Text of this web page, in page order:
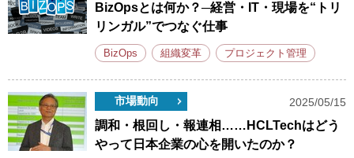
BizOpsとは何か？─経営・IT・現場を“トリ
リンガル”でつなぐ仕事
BizOps 組織変革 プロジェクト管理
市場動向 2025/05/15
調和・根回し・報連相……HCLTechはどう
やって日本企業の心を開いたのか？